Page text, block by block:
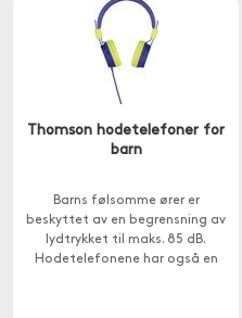
Thomson hodetelefoner for
barn
Barns følsomme ører er
beskyttet av en begrensning av
lydtrykket til maks. 85 dB.
Hodetelefonene har også en